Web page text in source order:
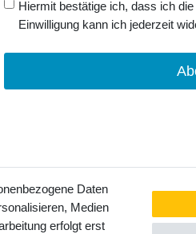
Hiermit bestätige ich, dass ich die
Einwilligung kann ich jederzeit
Daten
Medien
erfolgt erst